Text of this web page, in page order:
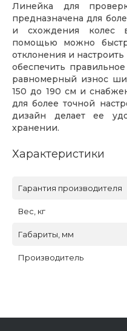
Линейка для
предназначена для
и схождения колес
помощью можно
отклонения и
обеспечить
равномерный износ
150 до 190 см и
для более точной
дизайн делает ее
хранении.
Характеристики
Гарантия производителя
Вес, кг
Габариты, мм
Производитель